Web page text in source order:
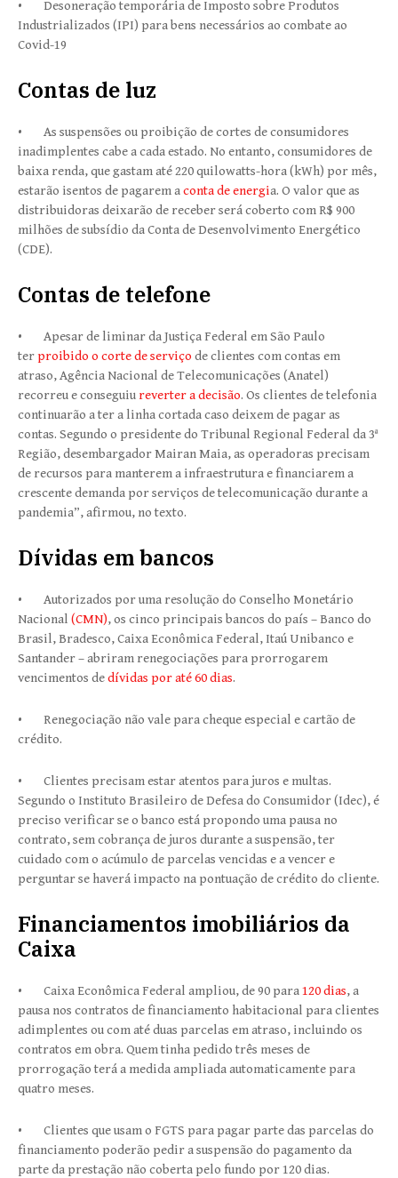
• Desoneração temporária de Imposto sobre Produtos
Industrializados (IPI) para bens necessários ao combate ao
Covid-19
Contas de luz
• As suspensões ou proibição de cortes de consumidores
inadimplentes cabe a cada estado. No entanto, consumidores de
baixa renda, que gastam até 220 quilowatts-hora (kWh) por mês,
estarão isentos de pagarem aconta de energia. O valor que as
distribuidoras deixarão de receber será coberto com R$ 900
milhões de subsídio da Conta de Desenvolvimento Energético
(CDE).
Contas de telefone
• Apesar de liminar da Justiça Federal em São Paulo
terproibido o corte de serviço de clientes com contas em
atraso, Agência Nacional de Telecomunicações (Anatel)
recorreu e conseguiureverter a decisão. Os clientes de telefonia
continuarão a ter a linha cortada caso deixem de pagar as
contas. Segundo o presidente do Tribunal Regional Federal da 3ª
Região, desembargador Mairan Maia, as operadoras precisam
de recursos para manterem a infraestrutura e financiarem a
crescente demanda por serviços de telecomunicação durante a
pandemia”, afirmou, no texto.
Dívidas em bancos
• Autorizados por uma resolução do Conselho Monetário
Nacional (CMN), os cinco principais bancos do país – Banco do
Brasil, Bradesco, Caixa Econômica Federal, Itaú Unibanco e
Santander – abriram renegociações para prorrogarem
vencimentos dedívidas por até 60 dias.
• Renegociação não vale para cheque especial e cartão de
crédito.
• Clientes precisam estar atentos para juros e multas.
Segundo o Instituto Brasileiro de Defesa do Consumidor (Idec), é
preciso verificar se o banco está propondo uma pausa no
contrato, sem cobrança de juros durante a suspensão, ter
cuidado com o acúmulo de parcelas vencidas e a vencer e
perguntar se haverá impacto na pontuação de crédito do cliente.
Financiamentos imobiliários da
Caixa
• Caixa Econômica Federal ampliou, de 90 para120 dias, a
pausa nos contratos de financiamento habitacional para clientes
adimplentes ou com até duas parcelas em atraso, incluindo os
contratos em obra. Quem tinha pedido três meses de
prorrogação terá a medida ampliada automaticamente para
quatro meses.
• Clientes que usam o FGTS para pagar parte das parcelas do
financiamento poderão pedir a suspensão do pagamento da
parte da prestação não coberta pelo fundo por 120 dias.